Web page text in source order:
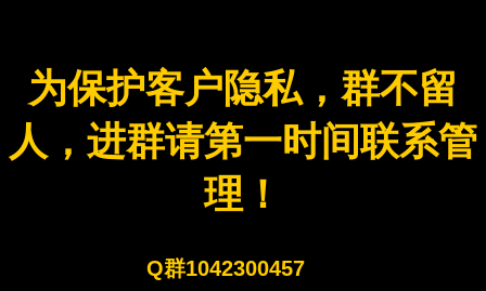
为保护客户隐私，群不留
人，进群请第一时间联系管
理！
Q群1042300457